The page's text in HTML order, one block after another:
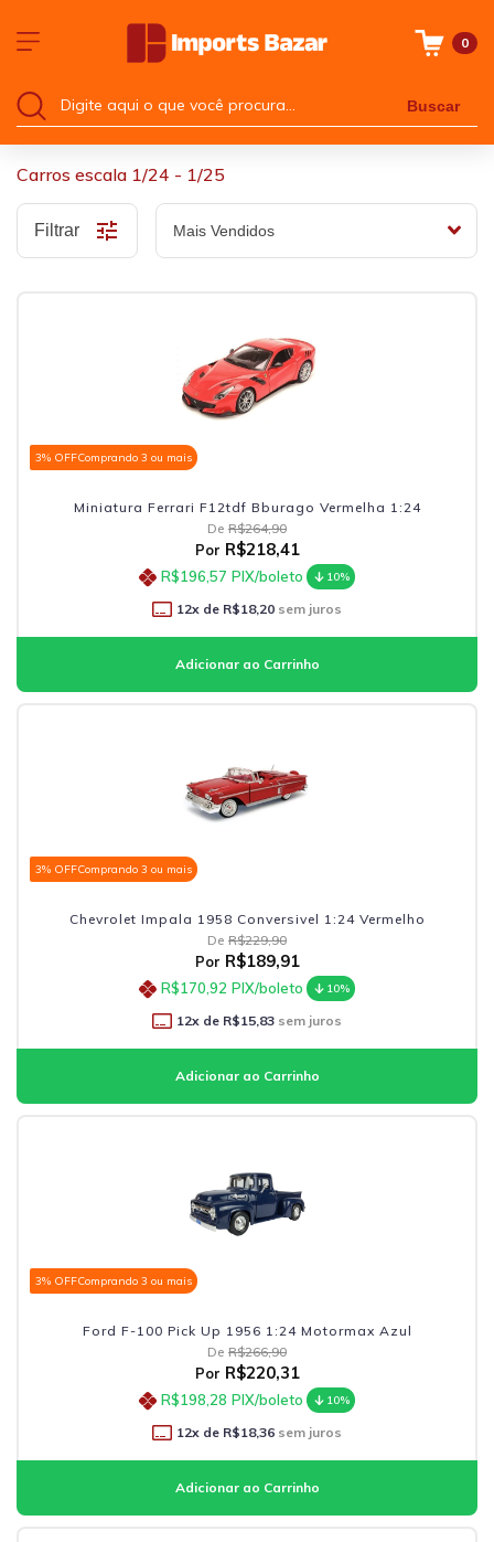
0
Buscar
Carros escala 1/24 - 1/25
Filtrar
3% OFFComprando 3 ou mais
Miniatura Ferrari F12tdf Bburago Vermelha 1:24
De R$264,90
Por R$218,41
R$196,57 PIX/boleto 10%
12x de R$18,20 sem juros
3% OFFComprando 3 ou mais
Chevrolet Impala 1958 Conversivel 1:24 Vermelho
De R$229,90
Por R$189,91
R$170,92 PIX/boleto 10%
12x de R$15,83 sem juros
3% OFFComprando 3 ou mais
Ford F-100 Pick Up 1956 1:24 Motormax Azul
De R$266,90
Por R$220,31
R$198,28 PIX/boleto 10%
12x de R$18,36 sem juros